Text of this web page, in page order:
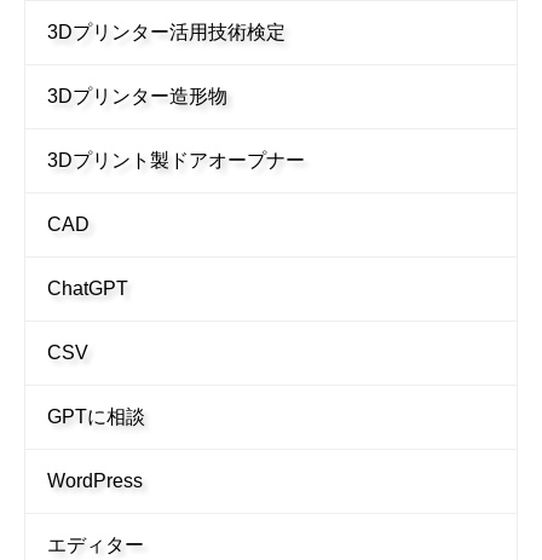
3Dプリンター活用技術検定
3Dプリンター造形物
3Dプリント製ドアオープナー
CAD
ChatGPT
CSV
GPTに相談
WordPress
エディター